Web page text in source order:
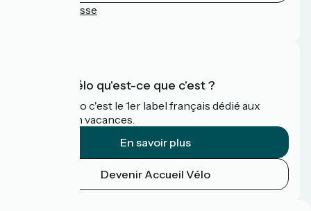
Espace Presse
Accueil Vélo qu'est-ce que c'est ?
Accueil Vélo c'est le 1er label français dédié aux
cyclistes en vacances.
En savoir plus
Devenir Accueil Vélo